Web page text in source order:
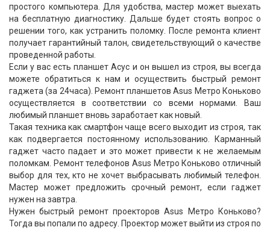
простого компьютера. Для удобства, мастер может выехать
на бесплатную диагностику. Дальше будет стоять вопрос о
решении того, как устранить поломку. После ремонта клиент
получает гарантийный талон, свидетельствующий о качестве
проведенной работы.
Если у вас есть планшет Асус и он вышел из строя, вы всегда
можете обратиться к нам и осуществить быстрый ремонт
гаджета (за 24часа). Ремонт планшетов Asus Метро Коньково
осуществляется в соответствии со всеми нормами. Ваш
любимый планшет вновь заработает как новый.
Такая техника как смартфон чаще всего выходит из строя, так
как подвергается постоянному использованию. Карманный
гаджет часто падает и это может привести к не желаемым
поломкам. Ремонт телефонов Asus Метро Коньково отличный
выбор для тех, кто не хочет выбрасывать любимый телефон.
Мастер может предложить срочный ремонт, если гаджет
нужен на завтра.
Нужен быстрый ремонт проекторов Asus Метро Коньково?
Тогда вы попали по адресу. Проектор может выйти из строя по